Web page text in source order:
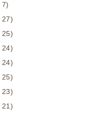
7)
27)
25)
24)
24)
25)
23)
21)